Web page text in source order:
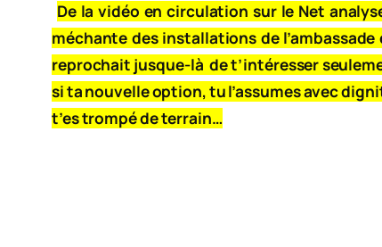
De la vidéo en circulation sur le Net
méchante des installations de
reprochait jusque-là de t’intéresser
si ta nouvelle option, tu l’assumes avec
t’es trompé de terrain…